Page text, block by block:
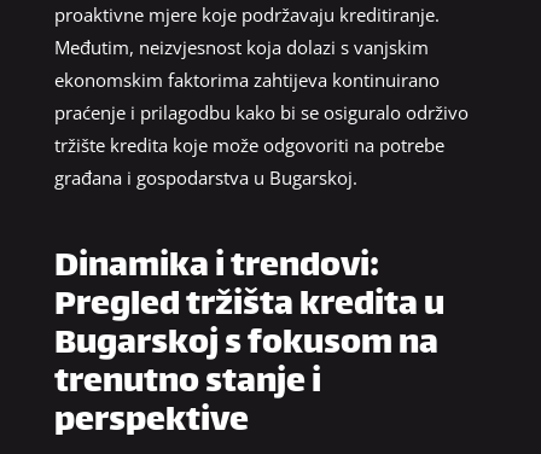
proaktivne mjere koje podržavaju kreditiranje.
Međutim, neizvjesnost koja dolazi s vanjskim
ekonomskim faktorima zahtijeva kontinuirano
praćenje i prilagodbu kako bi se osiguralo održivo
tržište kredita koje može odgovoriti na potrebe
građana i gospodarstva u Bugarskoj.
Dinamika i trendovi:
Pregled tržišta kredita u
Bugarskoj s fokusom na
trenutno stanje i
perspektive